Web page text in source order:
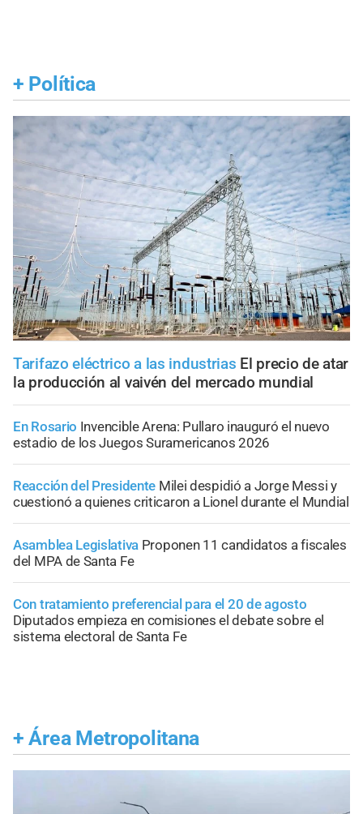
+ Política
Tarifazo eléctrico a las industrias El precio de atar
la producción al vaivén del mercado mundial
En Rosario Invencible Arena: Pullaro inauguró el nuevo
estadio de los Juegos Suramericanos 2026
Reacción del Presidente Milei despidió a Jorge Messi y
cuestionó a quienes criticaron a Lionel durante el Mundial
Asamblea Legislativa Proponen 11 candidatos a fiscales
del MPA de Santa Fe
Con tratamiento preferencial para el 20 de agosto
Diputados empieza en comisiones el debate sobre el
sistema electoral de Santa Fe
+ Área Metropolitana